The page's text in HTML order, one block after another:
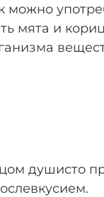
мята и
душисто